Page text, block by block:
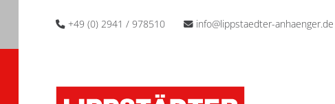
+49 (0) 2941 / 978510 info@lippstaedter-anhaenger.de